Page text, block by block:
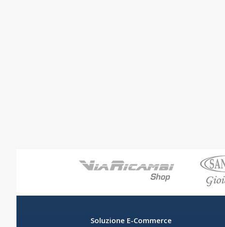
Soluzione E-Commerce